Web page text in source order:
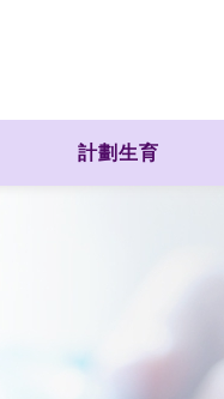
計劃生育